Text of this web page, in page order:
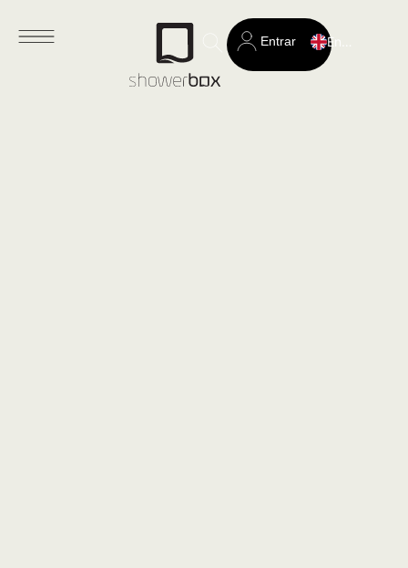
Search
for:
Entrar